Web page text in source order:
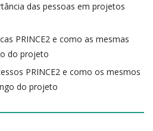
das pessoas em projetos
PRINCE2 e como as mesmas
do projeto
PRINCE2 e como os mesmos
do projeto